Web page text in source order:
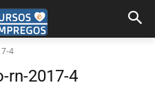
4
rn-2017-4